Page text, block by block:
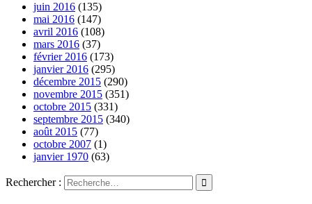
juin 2016 (135)
mai 2016 (147)
avril 2016 (108)
mars 2016 (37)
février 2016 (173)
janvier 2016 (295)
décembre 2015 (290)
novembre 2015 (351)
octobre 2015 (331)
septembre 2015 (340)
août 2015 (77)
octobre 2007 (1)
janvier 1970 (63)
Rechercher :